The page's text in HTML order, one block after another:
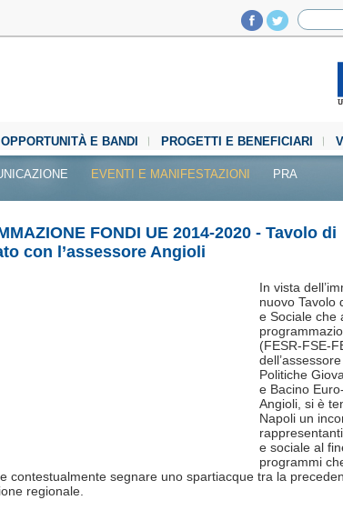
OPPORTUNITÀ E BANDI PROGETTI E BENEFICIARI
EVENTI E MANIFESTAZIONI PRA
FONDI UE 2014-2020 - Tavolo di
con l’assessore Angioli
In vista
nuovo Tavolo
e Sociale che
(FESR-FSE-
Politiche
e Bacino
Angioli, si è
Napoli un
e sociale al
programmi
contestualmente segnare uno spartiacque tra la
regionale.